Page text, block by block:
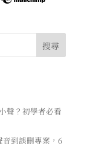
聲？初學者必看
到誤刪專案，6